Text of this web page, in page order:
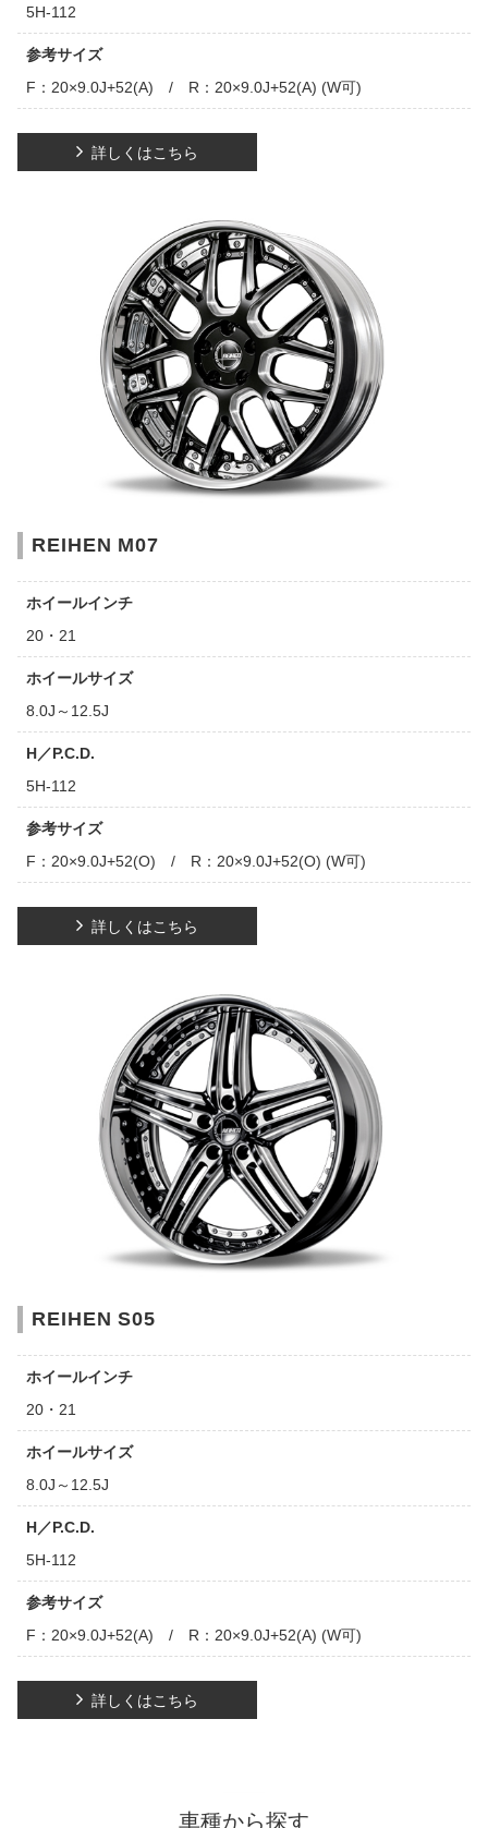
5H-112
参考サイズ
F：20×9.0J+52(A) / R：20×9.0J+52(A) (W可)
詳しくはこちら
REIHEN M07
ホイールインチ
20・21
ホイールサイズ
8.0J～12.5J
H／P.C.D.
5H-112
参考サイズ
F：20×9.0J+52(O) / R：20×9.0J+52(O) (W可)
詳しくはこちら
REIHEN S05
ホイールインチ
20・21
ホイールサイズ
8.0J～12.5J
H／P.C.D.
5H-112
参考サイズ
F：20×9.0J+52(A) / R：20×9.0J+52(A) (W可)
詳しくはこちら
車種から探す